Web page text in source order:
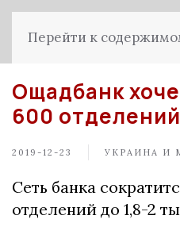
Перейти к
Ощадбанк
600 отделений
2019-12-23 УКРАИНА И
Сеть банка
отделений до 1,8-2